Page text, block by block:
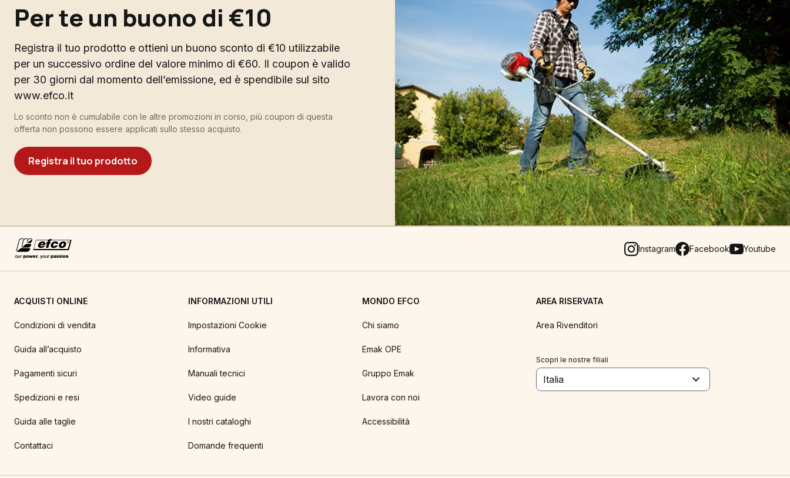
Per te un buono di €10
Registra il tuo prodotto e ottieni un buono sconto di €10 utilizzabile
per un successivo ordine del valore minimo di €60. Il coupon è valido
per 30 giorni dal momento dell’emissione, ed è spendibile sul sito
www.efco.it
Lo sconto non è cumulabile con le altre promozioni in corso, più coupon di questa
offerta non possono essere applicati sullo stesso acquisto.
Registra il tuo prodotto
Instagram Facebook Youtube
ACQUISTI ONLINE
Condizioni di vendita
Guida all’acquisto
Pagamenti sicuri
Spedizioni e resi
Guida alle taglie
Contattaci
INFORMAZIONI UTILI
Impostazioni Cookie
Informativa
Manuali tecnici
Video guide
I nostri cataloghi
Domande frequenti
MONDO EFCO
Chi siamo
Emak OPE
Gruppo Emak
Lavora con noi
Accessibilità
AREA RISERVATA
Area Rivenditori
Scopri le nostre filiali
Italia